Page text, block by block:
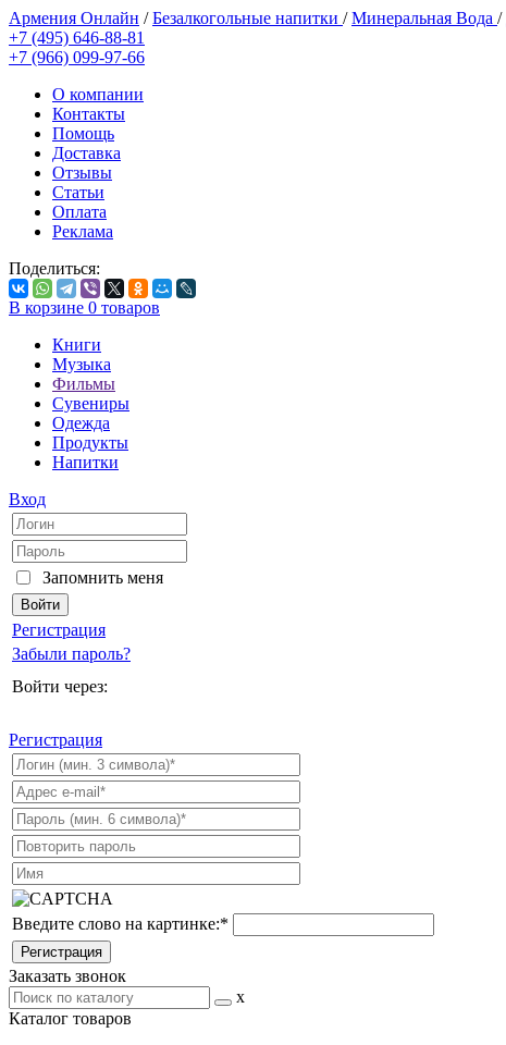
Армения Онлайн /Безалкогольные напитки /Минеральная Вода /
+7 (495) 646-88-81
+7 (966) 099-97-66
О компании
Контакты
Помощь
Доставка
Отзывы
Статьи
Оплата
Реклама
Поделиться:
В корзине 0 товаров
Книги
Музыка
Фильмы
Сувениры
Одежда
Продукты
Напитки
Вход
Запомнить меня
Регистрация
Забыли пароль?
Войти через:
Регистрация
Введите слово на картинке:*
Заказать звонок
x
Каталог товаров